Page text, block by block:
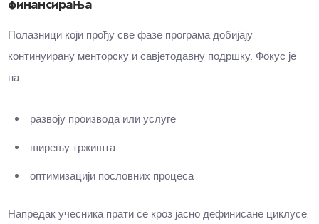
финансирања
Полазници који прођу све фазе програма добијају
континуирану менторску и савјетодавну подршку. Фокус је
на:
развоју производа или услуге
ширењу тржишта
оптимизацији пословних процеса
Напредак учесника прати се кроз јасно дефинисане циклусе.